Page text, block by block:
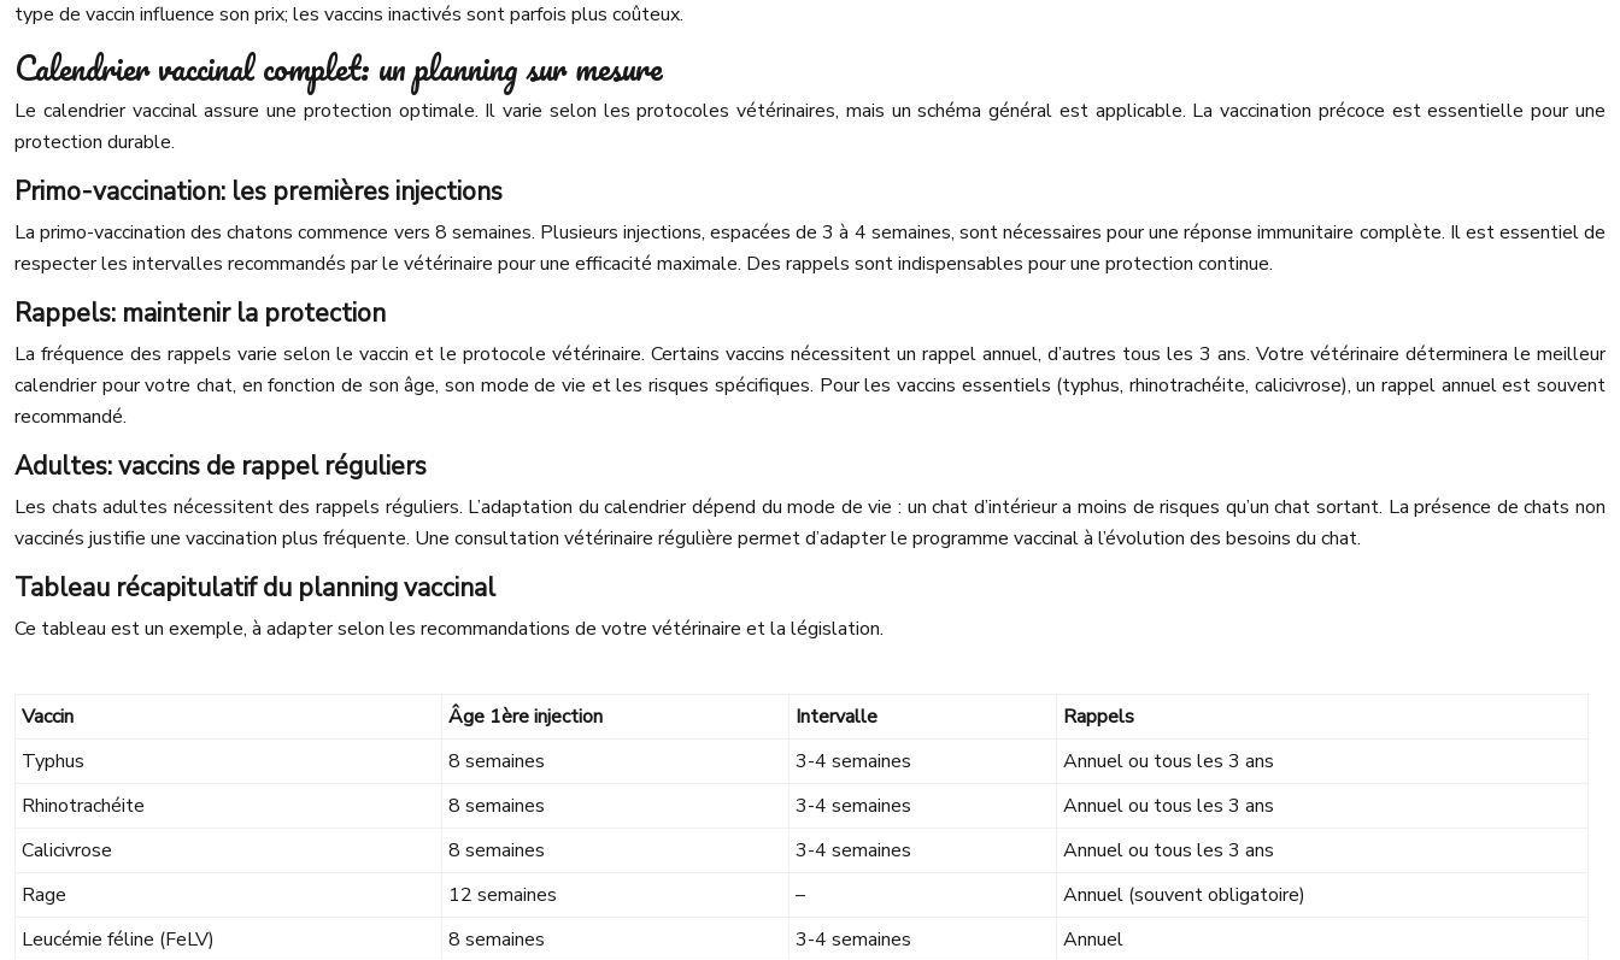
type de vaccin influence son prix; les vaccins inactivés sont parfois plus coûteux.
Calendrier vaccinal complet: un planning sur mesure
Le calendrier vaccinal assure une protection optimale. Il varie selon les protocoles vétérinaires, mais un schéma général est applicable. La vaccination précoce est essentielle pour une
protection durable.
Primo-vaccination: les premières injections
La primo-vaccination des chatons commence vers 8 semaines. Plusieurs injections, espacées de 3 à 4 semaines, sont nécessaires pour une réponse immunitaire complète. Il est essentiel de
respecter les intervalles recommandés par le vétérinaire pour une efficacité maximale. Des rappels sont indispensables pour une protection continue.
Rappels: maintenir la protection
La fréquence des rappels varie selon le vaccin et le protocole vétérinaire. Certains vaccins nécessitent un rappel annuel, d’autres tous les 3 ans. Votre vétérinaire déterminera le meilleur
calendrier pour votre chat, en fonction de son âge, son mode de vie et les risques spécifiques. Pour les vaccins essentiels (typhus, rhinotrachéite, calicivrose), un rappel annuel est souvent
recommandé.
Adultes: vaccins de rappel réguliers
Les chats adultes nécessitent des rappels réguliers. L’adaptation du calendrier dépend du mode de vie : un chat d’intérieur a moins de risques qu’un chat sortant. La présence de chats non
vaccinés justifie une vaccination plus fréquente. Une consultation vétérinaire régulière permet d’adapter le programme vaccinal à l’évolution des besoins du chat.
Tableau récapitulatif du planning vaccinal
Ce tableau est un exemple, à adapter selon les recommandations de votre vétérinaire et la législation.
Vaccin Âge 1ère injection Intervalle
Rappels
Typhus
8 semaines 3-4 semaines
Annuel ou tous les 3 ans
Rhinotrachéite
8 semaines 3-4 semaines
Annuel ou tous les 3 ans
Calicivrose
8 semaines 3-4 semaines
Annuel ou tous les 3 ans
Rage
12 semaines –
Annuel (souvent obligatoire)
Leucémie féline (FeLV)
8 semaines 3-4 semaines
Annuel